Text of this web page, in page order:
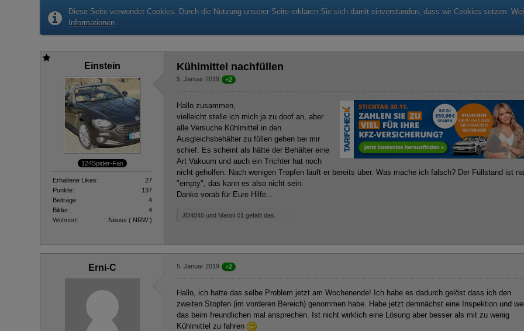
Diese Seite verwendet Cookies. Durch die Nutzung unserer Seite erklären Sie sich damit einverstanden, dass wir Cookies setzen.
Informationen
Einstein
124Spider-Fan
Erhaltene Likes
27
Punkte
137
Beiträge
4
Bilder
4
Wohnort
Neuss ( NRW )
Kühlmittel nachfüllen
5. Januar 2019 +2
Hallo zusammen,
vielleicht stelle ich mich ja zu doof an, aber
alle Versuche Kühlmittel in den
Ausgleichsbehälter zu füllen gehen bei mir
schief. Es scheint als hätte der Behälter eine
Art Vakuum und auch ein Trichter hat noch
nicht geholfen. Nach wenigen Tropfen läuft er bereits über. Was mache ich falsch? Der Füllstand ist
"empty", das kann es also nicht sein.
Danke vorab für Eure Hilfe...
JD4040 und Manni 01 gefällt das.
Erni-C 5. Januar 2019 +2
Hallo, ich hatte das selbe Problem jetzt am Wochenende! Ich habe es dadurch gelöst dass ich den
zweiten Stopfen (im vorderen Bereich) genommen habe. Habe jetzt demnächst eine Inspektion und
das beim freundlichen mal ansprechen. Ist nicht wirklich eine Lösung aber besser als mit zu wenig
Kühlmittel zu fahren